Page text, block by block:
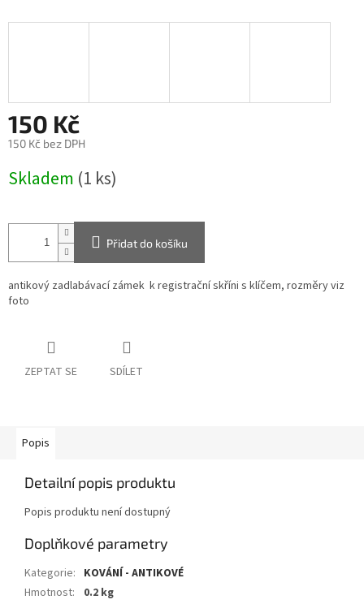
150 Kč
150 Kč bez DPH
cena:
Skladem (1 ks)
Přidat do košíku
antikový zadlabávací zámek k registrační skříni s klíčem, rozměry viz
foto
ZEPTAT SE SDÍLET
Popis
Detailní popis produktu
Popis produktu není dostupný
Doplňkové parametry
Kategorie: KOVÁNÍ - ANTIKOVÉ
Hmotnost: 0.2 kg